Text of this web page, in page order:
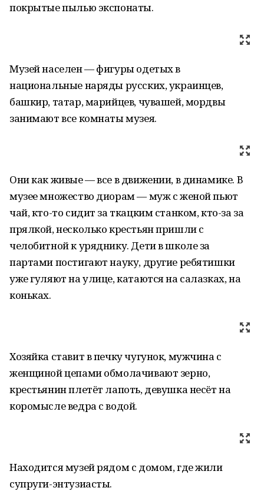
покрытые пылью экспонаты.
Музей населен — фигуры одетых в
национальные наряды русских, украинцев,
башкир, татар, марийцев, чувашей, мордвы
занимают все комнаты музея.
Они как живые — все в движении, в динамике. В
музее множество диорам — муж с женой пьют
чай, кто-то сидит за ткацким станком, кто-за за
прялкой, несколько крестьян пришли с
челобитной к уряднику. Дети в школе за
партами постигают науку, другие ребятишки
уже гуляют на улице, катаются на салазках, на
коньках.
Хозяйка ставит в печку чугунок, мужчина с
женщиной цепами обмолачивают зерно,
крестьянин плетёт лапоть, девушка несёт на
коромысле ведра с водой.
Находится музей рядом с домом, где жили
супруги-энтузиасты.